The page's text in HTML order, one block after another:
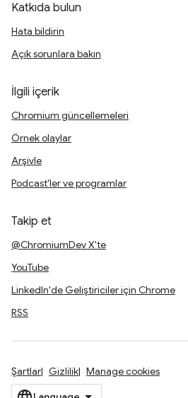
Katkıda bulun
Hata bildirin
Açık sorunlara bakın
İlgili içerik
Chromium güncellemeleri
Örnek olaylar
Arşivle
Podcast'ler ve programlar
Takip et
@ChromiumDev X'te
YouTube
LinkedIn'de Geliştiriciler için Chrome
RSS
Şartlar Gizlilik Manage cookies